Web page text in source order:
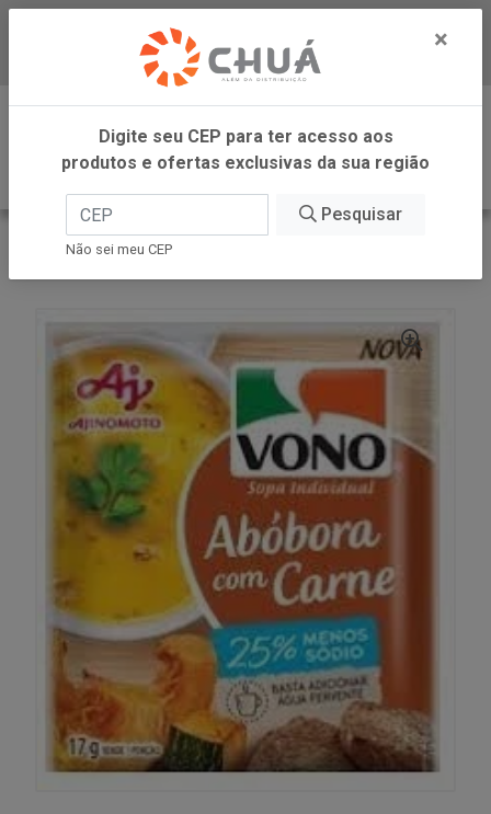
Baixe já nosso APP
0
INÍCIO
AJINOMOTO
×
Digite seu CEP para ter acesso aos
produtos e ofertas exclusivas da sua região
Pesquisar
Não sei meu CEP